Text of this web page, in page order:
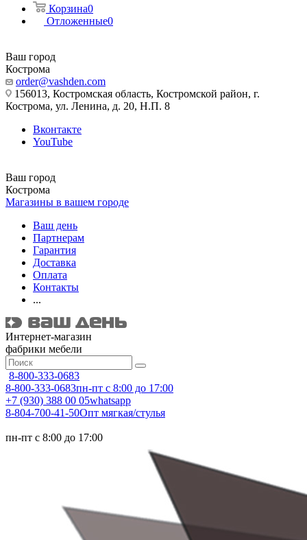
Корзина0
Отложенные0
Ваш город
Кострома
order@vashden.com
156013, Костромская область, Костромской район, г.
Кострома, ул. Ленина, д. 20, Н.П. 8
Вконтакте
YouTube
Ваш город
Кострома
Магазины в вашем городе
Ваш день
Партнерам
Гарантия
Доставка
Оплата
Контакты
...
Интернет-магазин
фабрики мебели
8-800-333-0683
8-800-333-0683пн-пт с 8:00 до 17:00
+7 (930) 388 00 05whatsapp
8-804-700-41-50Опт мягкая/стулья
пн-пт с 8:00 до 17:00